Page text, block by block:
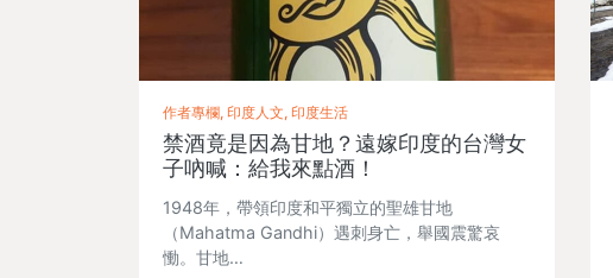
作者專欄, 印度人文, 印度生活
禁酒竟是因為甘地？遠嫁印度的台灣女
子吶喊：給我來點酒！
1948年，帶領印度和平獨立的聖雄甘地
（Mahatma Gandhi）遇刺身亡，舉國震驚哀
慟。甘地…